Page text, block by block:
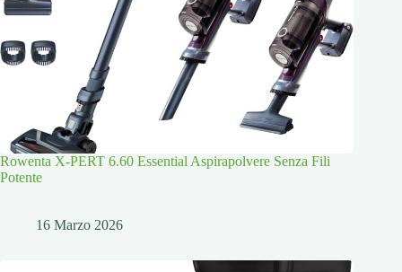
Rowenta X-PERT 6.60 Essential Aspirapolvere Senza Fili
Potente
16 Marzo 2026